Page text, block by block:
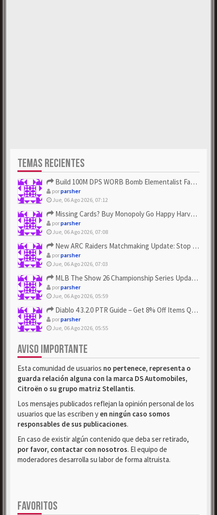
TEMAS RECIENTES
Build 100M DPS WORB Bomb Elementalist Fast - Grab POE Curren...
porparsher
Jue, 06 Ago 2026, 07:12
Missing Cards? Buy Monopoly Go Happy Harvest with Looney Tun...
porparsher
Jue, 06 Ago 2026, 07:08
New ARC Raiders Matchmaking Update: Stop Failed - Grab Bluep...
porparsher
Jue, 06 Ago 2026, 07:03
MLB The Show 26 Championship Series Update! Get Cheap & ...
porparsher
Jue, 06 Ago 2026, 05:59
Diablo 4 3.2.0 PTR Guide – Get 8% Off Items Quickly to Test ...
porparsher
Jue, 06 Ago 2026, 05:55
AVISO IMPORTANTE
Esta comunidad de usuarios no pertenece, representa o
guarda relación alguna con la marca DS Automobiles,
Citroën o su grupo matriz Stellantis.
Los mensajes publicados reflejan la opinión personal de los
usuarios que las escriben y en ningún caso somos
responsables de sus publicaciones.
En caso de existir algún contenido que deba ser retirado,
por favor, contactar con nosotros. El equipo de
moderadores desarrolla su labor de forma altruista.
FAVORITOS